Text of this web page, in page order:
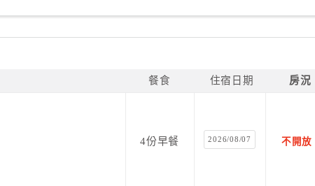
餐食 住宿日期 房況
4份早餐 2026/08/07 不開放